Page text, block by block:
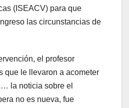
(ISEACV) para que
las circunstancias de
el profesor
que le llevaron a acometer
la noticia sobre el
no es nueva, fue